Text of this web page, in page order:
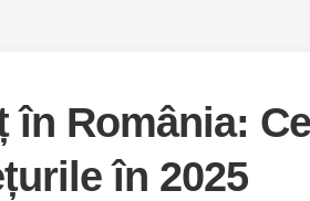
România:
în 2025